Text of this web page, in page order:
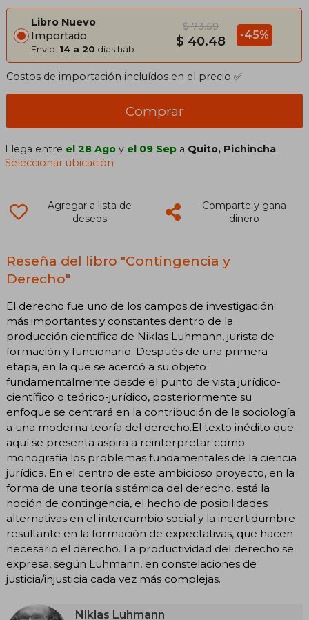
Libro Nuevo
Importado
Envío: 14 a 20 días háb.
$ 73.59
$ 40.48 -45%
Costos de importación incluídos en el precio ✅
Comprar
Llega entre el 28 Ago y el 09 Sep a Quito, Pichincha.
Seleccionar ubicación
Agregar a lista de
deseos
Comparte y gana
dinero
Reseña del libro "Contingencia y
Derecho"
El derecho fue uno de los campos de investigación
más importantes y constantes dentro de la
producción científica de Niklas Luhmann, jurista de
formación y funcionario. Después de una primera
etapa, en la que se acercó a su objeto
fundamentalmente desde el punto de vista jurídico-
científico o teórico-jurídico, posteriormente su
enfoque se centrará en la contribución de la sociología
a una moderna teoría del derecho.El texto inédito que
aquí se presenta aspira a reinterpretar como
monografía los problemas fundamentales de la ciencia
jurídica. En el centro de este ambicioso proyecto, en la
forma de una teoría sistémica del derecho, está la
noción de contingencia, el hecho de posibilidades
alternativas en el intercambio social y la incertidumbre
resultante en la formación de expectativas, que hacen
necesario el derecho. La productividad del derecho se
expresa, según Luhmann, en constelaciones de
justicia/injusticia cada vez más complejas.
Niklas Luhmann